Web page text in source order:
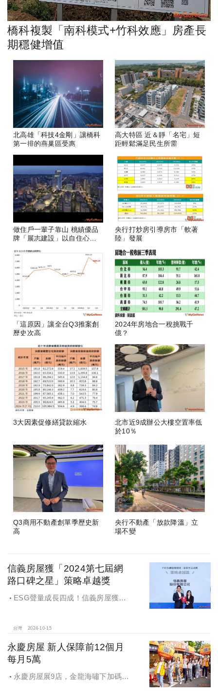
橋科複製「南科模式+竹科效應」房產長
期穩健增值
北高雄「科技4金剛」讓橋科
第一排的燕巢區受惠
高大特區 近＆靜「名宅」短
距輕鬆滿足民生所需
做住戶一輩子靠山 桃績優品
牌「展志建設」以自住心蓋
央行打炒房引導房市「軟著
陸」發展
「這原因」讓全台Q3推案創
歷史次高
2024年房地合一稅挑戰千
億？
3大因素促修繕貸款縮水
北市近9成辦公大樓空置率低
於10％
Q3商用不動產創單季歷史新
高
央行不動產「放款降溫」立
場不變
信義房屋獲「2024第七屆網
路口碑之星」策略卓越獎
ESG聲量成長四成！信義房屋獲
台灣 2024-10-15
永慶房屋 新人保障前12個月
每月5萬
永慶房屋展9店，金龍海嘯下加碼員